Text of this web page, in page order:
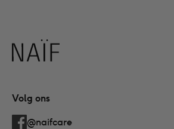
Naïf
Volg ons
@naifcare